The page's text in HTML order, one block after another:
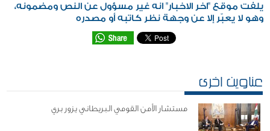
يلفت موقع "اخر الاخبار" انه غير مسؤول عن النص ومضمونه،
وهو لا يعبّر إلا عن وجهة نظر كاتبه أو مصدره
عناوين اخرى
مستشار الأمن القومي البريطاني يزور بري